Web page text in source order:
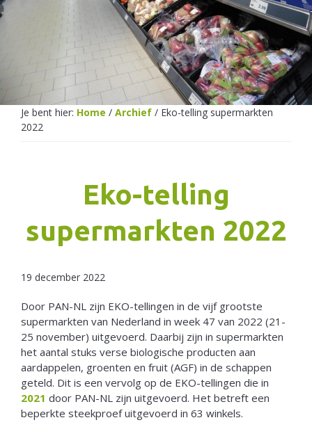
Netherlands
Je bent hier: Home / Archief / Eko-telling supermarkten
2022
Eko-telling
supermarkten 2022
19 december 2022
Door PAN-NL zijn EKO-tellingen in de vijf grootste
supermarkten van Nederland in week 47 van 2022 (21-
25 november) uitgevoerd. Daarbij zijn in supermarkten
het aantal stuks verse biologische producten aan
aardappelen, groenten en fruit (AGF) in de schappen
geteld. Dit is een vervolg op de EKO-tellingen die in
2021 door PAN-NL zijn uitgevoerd. Het betreft een
beperkte steekproef uitgevoerd in 63 winkels.